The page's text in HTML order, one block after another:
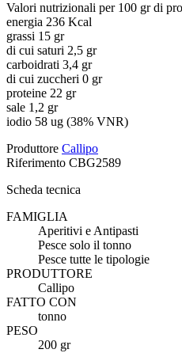
Valori nutrizionali per 100 gr di
energia 236 Kcal
grassi 15 gr
di cui saturi 2,5 gr
carboidrati 3,4 gr
di cui zuccheri 0 gr
proteine 22 gr
sale 1,2 gr
iodio 58 ug (38% VNR)
Produttore Callipo
Riferimento CBG2589
Scheda tecnica
FAMIGLIA
Aperitivi e Antipasti
Pesce solo il tonno
Pesce tutte le tipologie
PRODUTTORE
Callipo
FATTO CON
tonno
PESO
200 gr